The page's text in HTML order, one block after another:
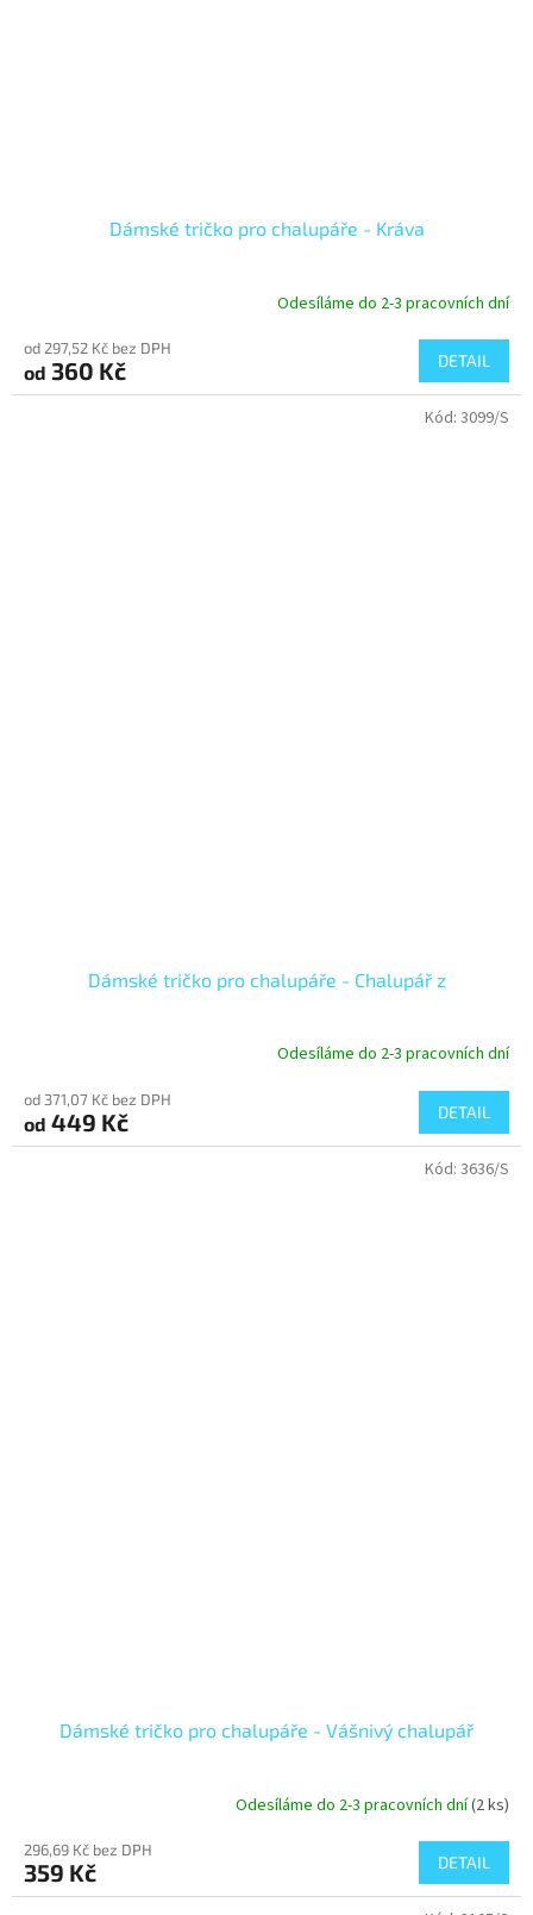
Dámské tričko pro chalupáře - Kráva
Odesíláme do 2-3 pracovních dní
od 297,52 Kč bez DPH
od 360 Kč DETAIL
Dámské tričko pro chalupáře - Chalupář z
Odesíláme do 2-3 pracovních dní
od 371,07 Kč bez DPH
od 449 Kč DETAIL
Kód: 3099/S
Dámské tričko pro chalupáře - Vášnivý chalupář
Odesíláme do 2-3 pracovních dní(2 ks)
296,69 Kč bez DPH
359 Kč DETAIL
Kód: 3636/S